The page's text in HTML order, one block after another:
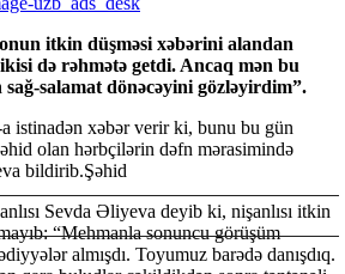
onun itkin düşməsi xəbərini alandan
də rəhmətə getdi. Ancaq mən bu
sağ-salamat dönəcəyini gözləyirdim”.
a istinadən xəbər verir ki, bunu bu gün
olan hərbçilərin dəfn mərasimində
bildirib.Şəhid
Sevda Əliyeva deyib ki, nişanlısı itkin
“Mehmanla sonuncu görüşüm
almışdı. Toyumuz barədə danışdıq.